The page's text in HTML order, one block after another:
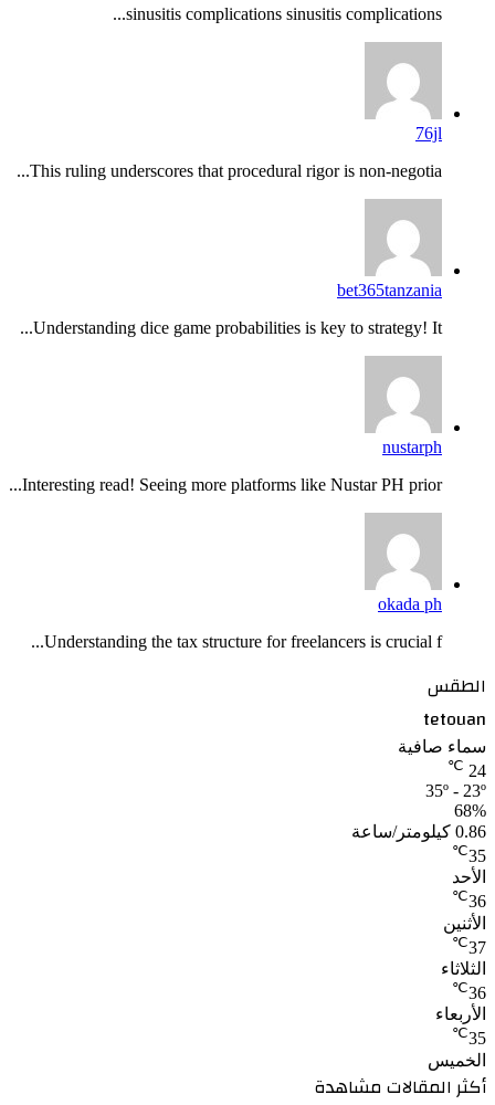
sinusitis complications sinusitis complications...
76jl
This ruling underscores that procedural rigor is non-negotia...
bet365tanzania
Understanding dice game probabilities is key to strategy! It...
nustarph
Interesting read! Seeing more platforms like Nustar PH prior...
okada ph
Understanding the tax structure for freelancers is crucial f...
الطقس
tetouan
سماء صافية
24
℃
35º - 23º
68%
0.86 كيلومتر/ساعة
35
℃
الأحد
36
℃
الأثنين
37
℃
الثلاثاء
36
℃
الأربعاء
35
℃
الخميس
أكثر المقالات مشاهدة